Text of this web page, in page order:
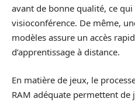
avant de bonne qualité, ce qui
visioconférence. De même,
modèles assure un accès
d’apprentissage à distance.
En matière de jeux, le
RAM adéquate permettent